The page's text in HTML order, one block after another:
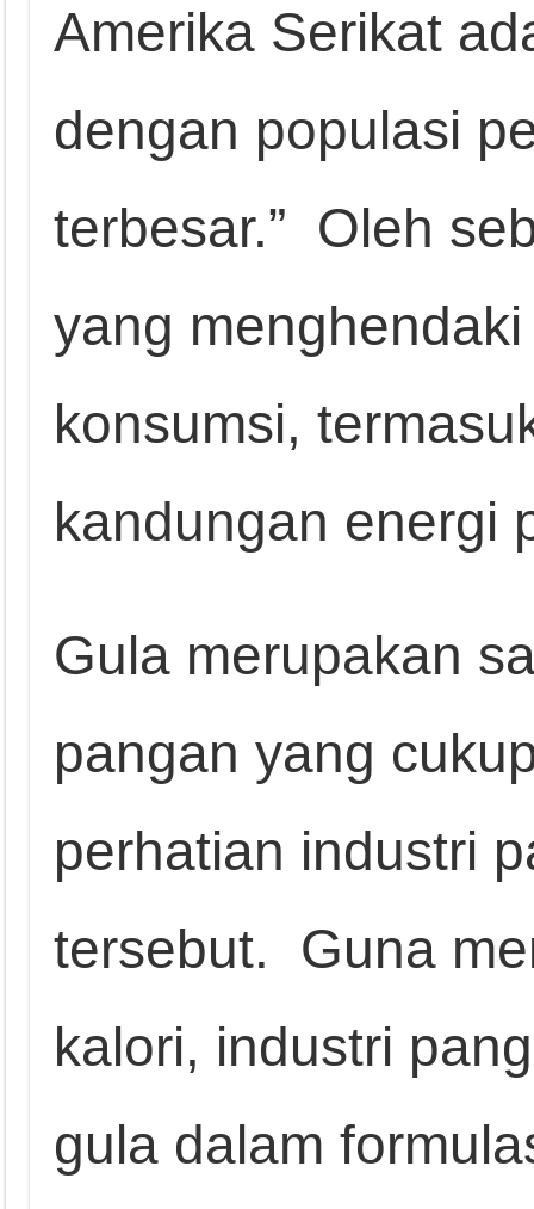
Amerika Serikat
dengan populasi
terbesar.” Oleh
yang
konsumsi,
kandungan energi
Gula merupakan
pangan yang
perhatian industri
tersebut. Guna
kalori, industri
gula dalam